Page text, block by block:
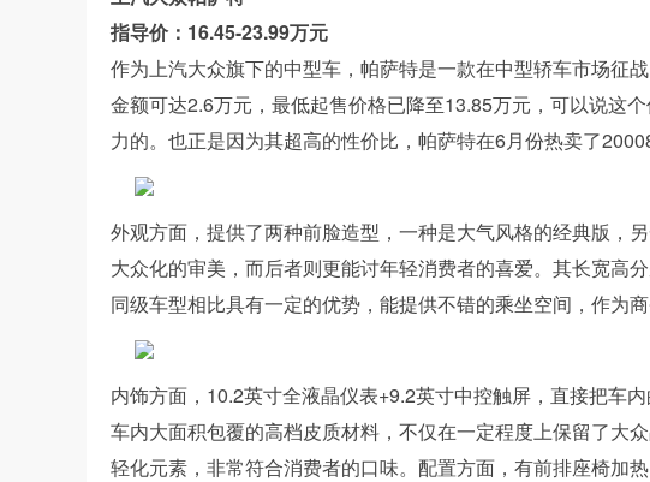
指导价：16.45-23.99万元
作为上汽大众旗下的中型车，帕萨特是一款在中型轿车市场征
金额可达2.6万元，最低起售价格已降至13.85万元，可以说这
力的。也正是因为其超高的性价比，帕萨特在6月份热卖了20008
外观方面，提供了两种前脸造型，一种是大气风格的经典版，
大众化的审美，而后者则更能讨年轻消费者的喜爱。其长宽高
同级车型相比具有一定的优势，能提供不错的乘坐空间，作为
内饰方面，10.2英寸全液晶仪表+9.2英寸中控触屏，直接把车
车内大面积包覆的高档皮质材料，不仅在一定程度上保留了大
轻化元素，非常符合消费者的口味。配置方面，有前排座椅加